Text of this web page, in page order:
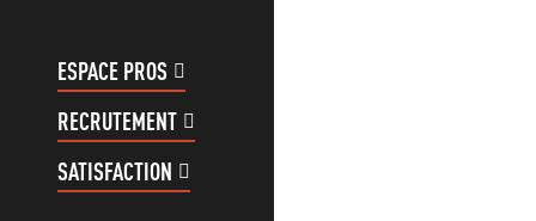
ESPACE PROS
RECRUTEMENT
SATISFACTION